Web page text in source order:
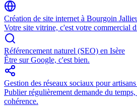
Création de site internet à Bourgoin
Votre site vitrine, c'est votre commercial
Référencement naturel (SEO) en Isère
Être sur Google, c'est bien.
Gestion des réseaux sociaux pour
Publier régulièrement demande du
cohérence.